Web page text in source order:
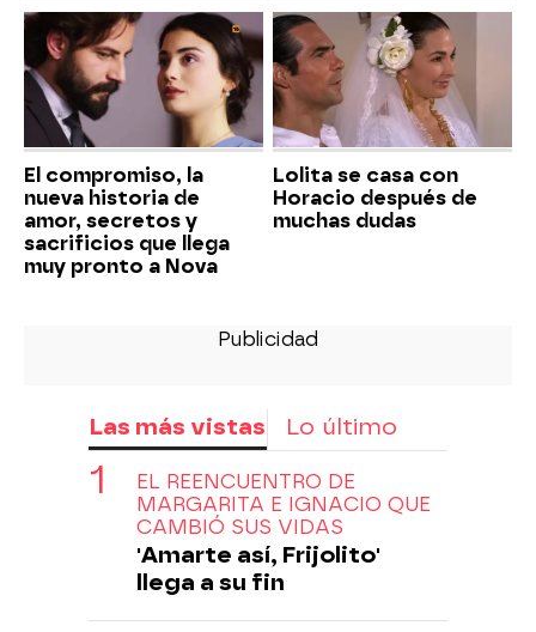
El compromiso, la
nueva historia de
amor, secretos y
sacrificios que llega
muy pronto a Nova
Lolita se casa con
Horacio después de
muchas dudas
Las más vistas Lo último
EL REENCUENTRO DE
MARGARITA E IGNACIO QUE
CAMBIÓ SUS VIDAS
'Amarte así, Frijolito'
llega a su fin